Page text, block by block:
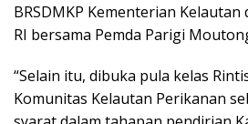
BRSDMKP Kementerian Kelautan
RI bersama Pemda Parigi
“Selain itu, dibuka pula kelas
Komunitas Kelautan Perikanan